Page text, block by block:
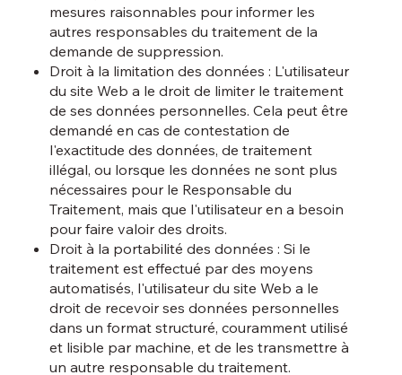
mesures raisonnables pour informer les
autres responsables du traitement de la
demande de suppression.
Droit à la limitation des données : L'utilisateur
du site Web a le droit de limiter le traitement
de ses données personnelles. Cela peut être
demandé en cas de contestation de
l'exactitude des données, de traitement
illégal, ou lorsque les données ne sont plus
nécessaires pour le Responsable du
Traitement, mais que l'utilisateur en a besoin
pour faire valoir des droits.
Droit à la portabilité des données : Si le
traitement est effectué par des moyens
automatisés, l'utilisateur du site Web a le
droit de recevoir ses données personnelles
dans un format structuré, couramment utilisé
et lisible par machine, et de les transmettre à
un autre responsable du traitement.